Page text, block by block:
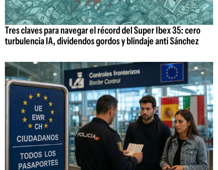
Tres claves para navegar el récord del Super Ibex 35: cero
turbulencia IA, dividendos gordos y blindaje anti Sánchez